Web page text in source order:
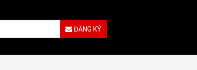
ĐĂNG KÝ